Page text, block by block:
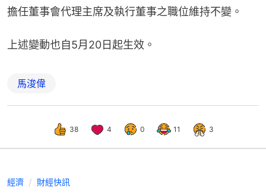
擔任董事會代理主席及執行董事之職位維持不變。
上述變動也自5月20日起生效。
馬浚偉
38 4 0 11 3
經濟 財經快訊